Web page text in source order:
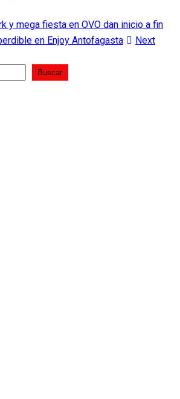
y mega fiesta en OVO dan inicio a fin
en Enjoy Antofagasta
Next
Buscar